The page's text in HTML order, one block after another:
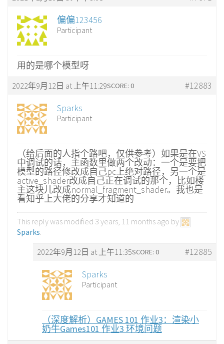
偏偏123456
Participant
用的是哪个模型呀
2022年9月12日 at 上午11:29 #12883
SCORE: 0
Sparks
Participant
（给后面的人指个路吧，仅供参考）如果是在VS
中调试的话，主函数里做两个改动：一个是要把
模型的路径修改成自己pc上绝对路径，另一个是
active_shader改成自己正在调试的那个，比如楼
主这块儿改成normal_fragment_shader。我也是
看知乎上大佬的分享才知道的
This reply was modified 3 years, 11 months ago by
Sparks.
2022年9月12日 at 上午11:35
#12885
SCORE: 0
Sparks
Participant
（深度解析）GAMES 101 作业3：渲染小
奶牛Games101 作业3 环境问题